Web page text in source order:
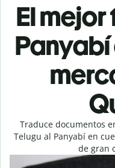
El
Panyabí
Traduce documentos
Telugu al Panyabí en
de gran